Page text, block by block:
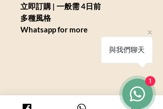
‎立即訂購 | 一般需 4日前
多種風格
Whatsapp for more
與我們聊天
1